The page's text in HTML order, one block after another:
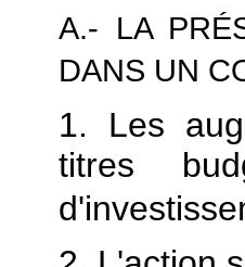
A.- LA
DANS UN
1. Les
titres